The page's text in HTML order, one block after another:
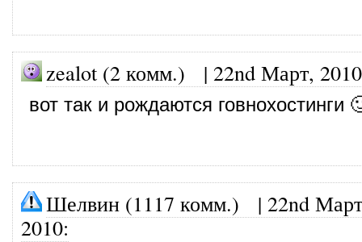
zealot (2 комм.) | 22nd Март, 2010
вот так и рождаются говнохостинги
Шелвин (1117 комм.) | 22nd
2010: